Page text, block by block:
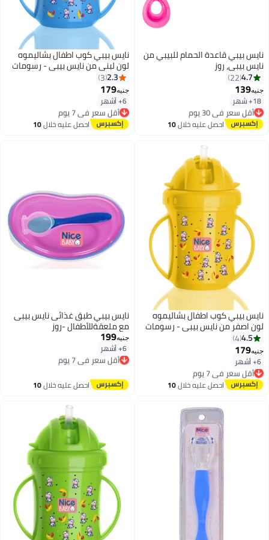
نايس بيبي قاعدة الحمام للبيبي من
نايس بيبي، روز
4.7
22
جنيه139
18+ شهرأقل سعر في 30 يوم
توصيل مجاني
أقل سعر في 30 يوماحصل عليه خلال10
نايس بيبي كوب اطفال بشاليموه
لون لبنى من نايس بيبي - رسومات
متنوعة على العبوة
2.3
3
جنيه179
6+ أشهر أقل سعر في 7 يوم
توصيل مجاني
أقل سعر في 7 يوماحصل عليه خلال10
نايس بيبي كوب اطفال بشاليموه
لون اصفر من نايس بيبي - رسومات
متنوعة على العبوة
4.5
4
جنيه179
6+ أشهر أقل سعر في 7 يوم
توصيل مجاني
أقل سعر في 7 يوماحصل عليه خلال10
نايس بيبي طبق غذائى نايس بيبى
مع ملعقةللأطفال -روز
جنيه199
6+ أشهر أقل سعر في 7 يوم
توصيل مجاني
أقل سعر في 7 يوم
احصل عليه خلال10